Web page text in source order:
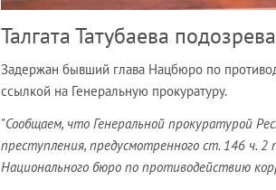
Талгата Татубаева
Задержан бывший глава Нацбюро по
ссылкой на Генеральную прокуратуру.
"Сообщаем, что Генеральной прокуратурой
преступления, предусмотренного ст. 146 ч.
Национального бюро по противодействию